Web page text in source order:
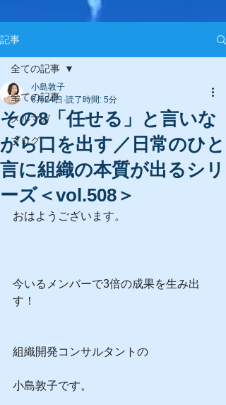
記事
全ての記事
メルマガ
ブログ
全ての記事
その8「任せる」と言いな
がら口を出す／日常のひと
言に組織の本質が出るシリ
ーズ＜vol.508＞
小島敦子
6月24日 読了時間: 5分
おはようございます。
今いるメンバーで3倍の成果を生み出
す！
組織開発コンサルタントの
小島敦子です。